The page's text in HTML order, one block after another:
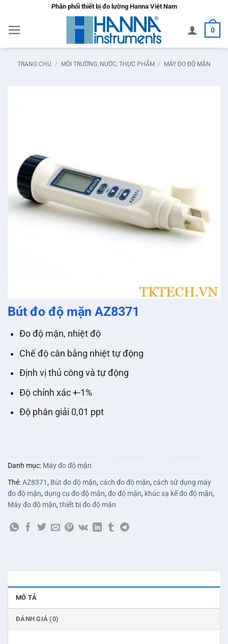
nội
dung
Phân phối thiết bị đo lường Hanna Việt Nam
0
TRANG CHỦ / MÔI TRƯỜNG, NƯỚC, THỰC PHẨM / MÁY ĐO ĐỘ MẶN
Bút đo độ mặn AZ8371
Đo độ mặn, nhiệt độ
Chế độ cân bằng nhiệt tự động
Định vị thủ công và tự động
Độ chính xác +-1%
Độ phân giải 0,01 ppt
Danh mục: Máy đo độ mặn
Thẻ:AZ8371, Bút đo độ mặn,cách đo độ mặn,cách sử dụng máy
đo độ mặn,dụng cụ đo độ mặn,đo độ mặn, khúc xạ kế đo độ mặn,
Máy đo độ mặn,thiết bị đo độ mặn
MÔ TẢ
ĐÁNH GIÁ (0)